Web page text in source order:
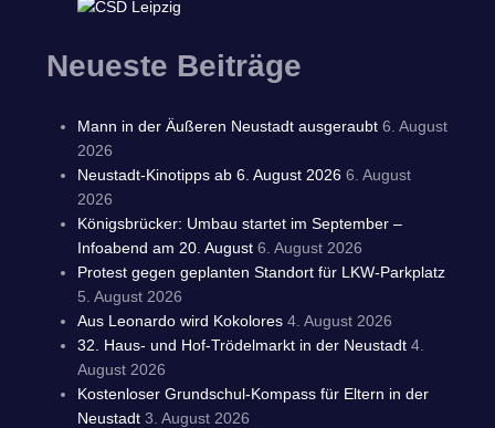
Neueste Beiträge
Mann in der Äußeren Neustadt ausgeraubt 6. August
2026
Neustadt-Kinotipps ab 6. August 2026 6. August
2026
Königsbrücker: Umbau startet im September –
Infoabend am 20. August 6. August 2026
Protest gegen geplanten Standort für LKW-Parkplatz
5. August 2026
Aus Leonardo wird Kokolores 4. August 2026
32. Haus- und Hof-Trödelmarkt in der Neustadt 4.
August 2026
Kostenloser Grundschul-Kompass für Eltern in der
Neustadt 3. August 2026